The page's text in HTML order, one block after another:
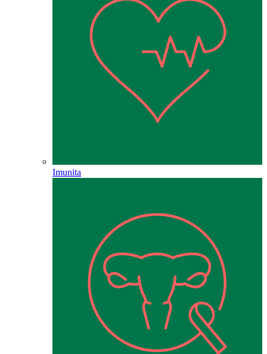
Imunita